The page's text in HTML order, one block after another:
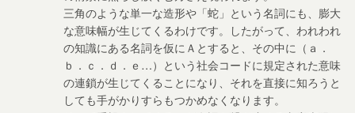
三角のような単一な造形や「蛇」という名詞にも、膨大
な意味幅が生じてくるわけです。したがって、われわれ
の知識にある名詞を仮にＡとすると、その中に（ａ．
ｂ．ｃ．ｄ．ｅ…）という社会コードに規定された意味
の連鎖が生じてくることになり、それを直接に知ろうと
しても手がかりすらもつかめなくなります。